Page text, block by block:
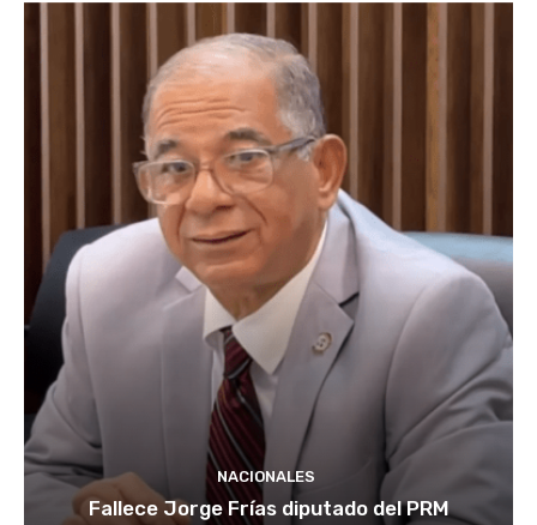
NACIONALES
Fallece Jorge Frías diputado del PRM